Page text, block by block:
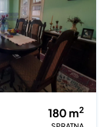
180 m2